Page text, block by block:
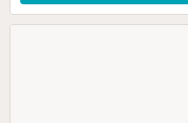
tot een gedeelde buitenruimte met een